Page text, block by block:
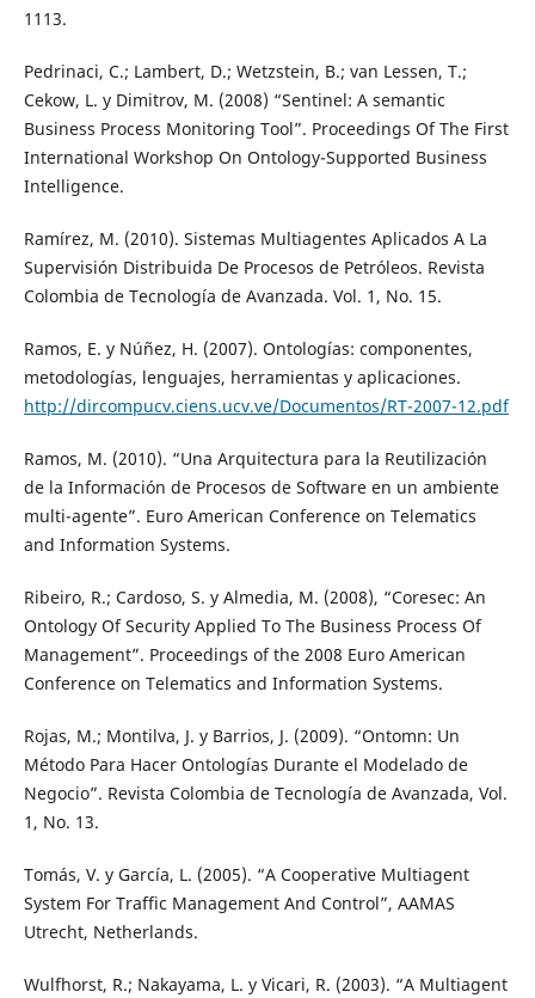
1113.
Pedrinaci, C.; Lambert, D.; Wetzstein, B.; van Lessen, T.;
Cekow, L. y Dimitrov, M. (2008) “Sentinel: A semantic
Business Process Monitoring Tool”. Proceedings Of The First
International Workshop On Ontology-Supported Business
Intelligence.
Ramírez, M. (2010). Sistemas Multiagentes Aplicados A La
Supervisión Distribuida De Procesos de Petróleos. Revista
Colombia de Tecnología de Avanzada. Vol. 1, No. 15.
Ramos, E. y Núñez, H. (2007). Ontologías: componentes,
metodologías, lenguajes, herramientas y aplicaciones.
http://dircompucv.ciens.ucv.ve/Documentos/RT-2007-12.pdf
Ramos, M. (2010). “Una Arquitectura para la Reutilización
de la Información de Procesos de Software en un ambiente
multi-agente”. Euro American Conference on Telematics
and Information Systems.
Ribeiro, R.; Cardoso, S. y Almedia, M. (2008), “Coresec: An
Ontology Of Security Applied To The Business Process Of
Management”. Proceedings of the 2008 Euro American
Conference on Telematics and Information Systems.
Rojas, M.; Montilva, J. y Barrios, J. (2009). “Ontomn: Un
Método Para Hacer Ontologías Durante el Modelado de
Negocio”. Revista Colombia de Tecnología de Avanzada, Vol.
1, No. 13.
Tomás, V. y García, L. (2005). “A Cooperative Multiagent
System For Traffic Management And Control”, AAMAS
Utrecht, Netherlands.
Wulfhorst, R.; Nakayama, L. y Vicari, R. (2003). “A Multiagent